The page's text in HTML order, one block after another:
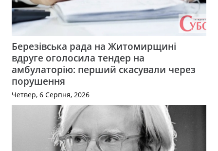
Березівська рада на Житомирщині
вдруге оголосила тендер на
амбулаторію: перший скасували через
порушення
Четвер, 6 Серпня, 2026